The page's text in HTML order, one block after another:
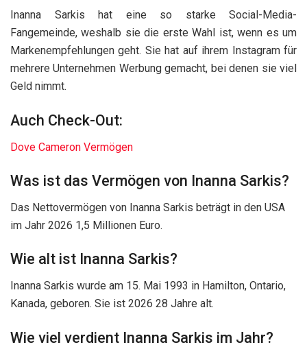
Inanna Sarkis hat eine so starke Social-Media-
Fangemeinde, weshalb sie die erste Wahl ist, wenn es um
Markenempfehlungen geht. Sie hat auf ihrem Instagram für
mehrere Unternehmen Werbung gemacht, bei denen sie viel
Geld nimmt.
Auch Check-Out:
Dove Cameron Vermögen
Was ist das Vermögen von Inanna Sarkis?
Das Nettovermögen von Inanna Sarkis beträgt in den USA
im Jahr 2026 1,5 Millionen Euro.
Wie alt ist Inanna Sarkis?
Inanna Sarkis wurde am 15. Mai 1993 in Hamilton, Ontario,
Kanada, geboren. Sie ist 2026 28 Jahre alt.
Wie viel verdient Inanna Sarkis im Jahr?